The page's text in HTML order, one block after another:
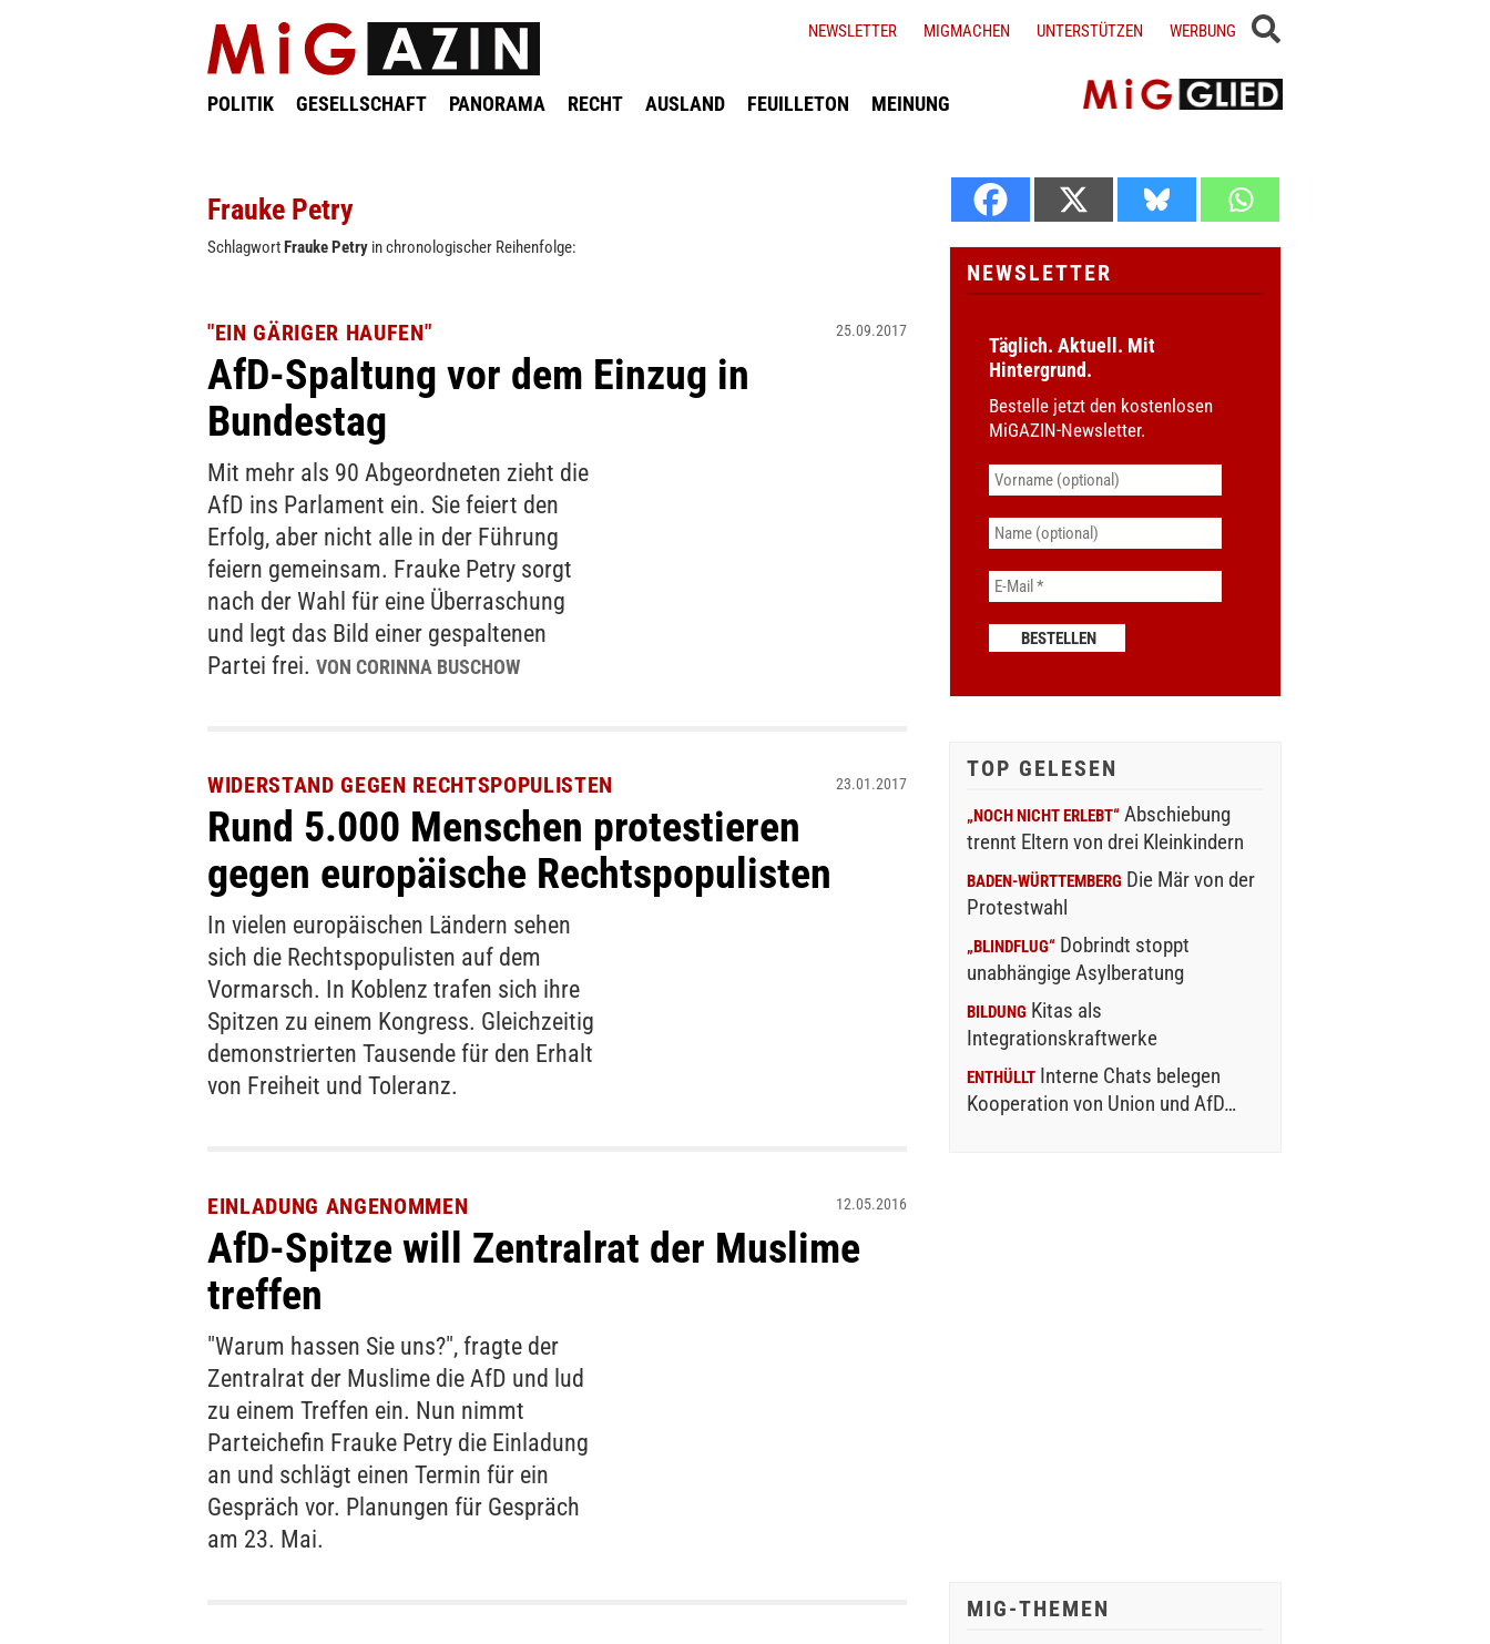
POLITIK GESELLSCHAFT PANORAMA RECHT AUSLAND FEUILLETON MEINUNG
NEWSLETTER MIGMACHEN UNTERSTÜTZEN WERBUNG
Frauke Petry
SchlagwortFrauke Petry in chronologischer Reihenfolge:
"EIN GÄRIGER HAUFEN"
AfD-Spaltung vor dem Einzug in
Bundestag
25.09.2017
Mit mehr als 90 Abgeordneten zieht die
AfD ins Parlament ein. Sie feiert den
Erfolg, aber nicht alle in der Führung
feiern gemeinsam. Frauke Petry sorgt
nach der Wahl für eine Überraschung
und legt das Bild einer gespaltenen
Partei frei. VON CORINNA BUSCHOW
WIDERSTAND GEGEN RECHTSPOPULISTEN
Rund 5.000 Menschen protestieren
gegen europäische Rechtspopulisten
23.01.2017
In vielen europäischen Ländern sehen
sich die Rechtspopulisten auf dem
Vormarsch. In Koblenz trafen sich ihre
Spitzen zu einem Kongress. Gleichzeitig
demonstrierten Tausende für den Erhalt
von Freiheit und Toleranz.
EINLADUNG ANGENOMMEN
AfD-Spitze will Zentralrat der Muslime
treffen
12.05.2016
"Warum hassen Sie uns?", fragte der
Zentralrat der Muslime die AfD und lud
zu einem Treffen ein. Nun nimmt
Parteichefin Frauke Petry die Einladung
an und schlägt einen Termin für ein
Gespräch vor. Planungen für Gespräch
am 23. Mai.
NEWSLETTER
Täglich. Aktuell. Mit
Hintergrund.
Bestelle jetzt den kostenlosen
MiGAZIN-Newsletter.
TOP GELESEN
„NOCH NICHT ERLEBT“ Abschiebung
trennt Eltern von drei Kleinkindern
BADEN-WÜRTTEMBERG Die Mär von der
Protestwahl
„BLINDFLUG“ Dobrindt stoppt
unabhängige Asylberatung
BILDUNG Kitas als
Integrationskraftwerke
ENTHÜLLT Interne Chats belegen
Kooperation von Union und AfD…
MIG-THEMEN